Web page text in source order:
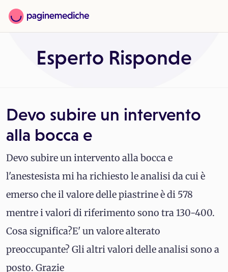
Esperto Risponde
Devo subire un intervento
alla bocca e
Devo subire un intervento alla bocca e
l'anestesista mi ha richiesto le analisi da cui è
emerso che il valore delle piastrine è di 578
mentre i valori di riferimento sono tra 130-400.
Cosa significa?E' un valore alterato
preoccupante? Gli altri valori delle analisi sono a
posto. Grazie